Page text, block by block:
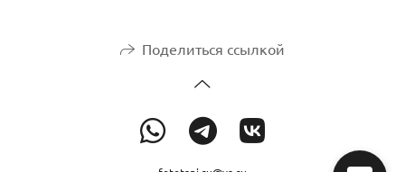
Поделиться ссылкой